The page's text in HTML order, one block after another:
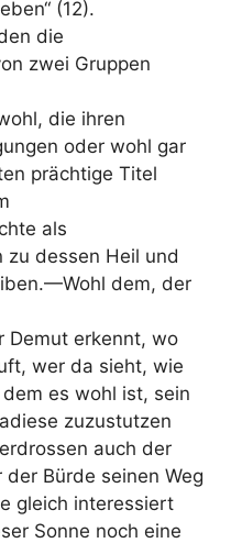
(12).
die
zwei Gruppen
die ihren
oder wohl gar
prächtige Titel
als
zu dessen Heil und
dem, der
Demut erkennt, wo
wer da sieht, wie
es wohl ist, sein
zuzustutzen
auch der
Bürde seinen Weg
gleich interessiert
Sonne noch eine